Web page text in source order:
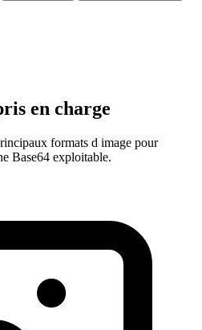
en charge
formats d image pour
Base64 exploitable.